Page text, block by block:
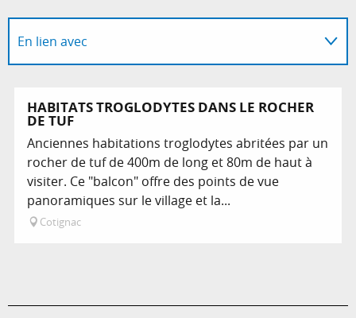
En lien avec
HABITATS TROGLODYTES DANS LE ROCHER
DE TUF
Anciennes habitations troglodytes abritées par un
rocher de tuf de 400m de long et 80m de haut à
visiter. Ce "balcon" offre des points de vue
panoramiques sur le village et la...
Cotignac